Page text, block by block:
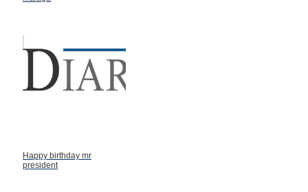
Happy birthday mr
president